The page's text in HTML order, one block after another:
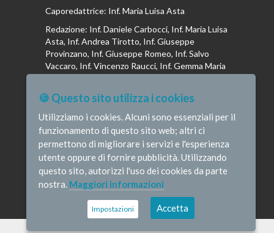
Caporedattrice: Inf. Maria Luisa Asta
Redazione: Inf. Daniele Carbocci, Inf. Maria Luisa
Asta, Inf. Andrea Tirotto, Inf. Giuseppe
Provinzano, Inf. Giuseppe Romeo, Inf. Salvo
Vaccaro, Inf. Vincenzo Raucci, Inf. Gemma Maria
Altavilla, Inf. Stefano Barone , Inf. Donato Cosi,
Inf. Romina Iannuzzi, Inf. Fausta Pileri
© Infermieristicamente - e-mail:
redazione@infermieristicamente.it
Disclaimer
🍪 Questo sito utilizza i cookies
Utilizziamo i cookies. Alcuni sono essenziali per il
funzionamento di questo sito web; altri ci
permettono di migliorare i servizi e l'esperienza
utente oppure di fornire pubblicità. Utilizzando
questo sito, autorizzi l'uso dei cookies da parte
nostra. Maggiori informazioni
Impostazioni Accetta